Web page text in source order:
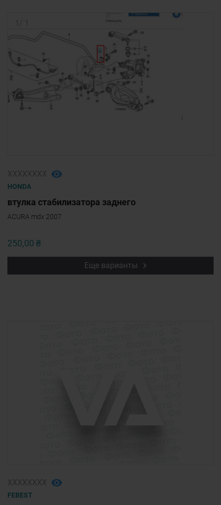
HONDA
втулка стабилизатора заднего
ACURA mdx 2007
250,00 ₴
Еще варианты
FEBEST